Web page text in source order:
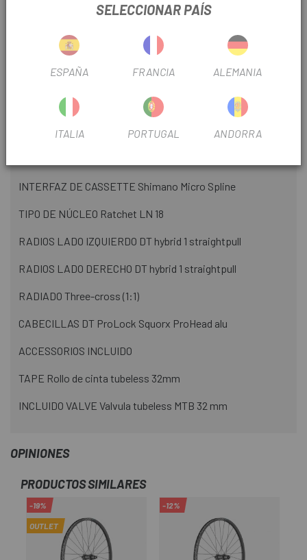
ANCHURA EXTERIOR 35 mm
TIPO DE BUJE 370 SISTEMA DE EJES 12 mm Thru axle
ANCHURA DE LA INSTALACIÓN 148 mm Boost
SISTEMA DE FRENO Disc IS (6-bolt)
INTERFAZ DE CASSETTE Shimano Micro Spline
TIPO DE NÚCLEO Ratchet LN 18
RADIOS LADO IZQUIERDO DT hybrid 1 straightpull
RADIOS LADO DERECHO DT hybrid 1 straightpull
RADIADO Three-cross (1:1)
CABECILLAS DT ProLock Squorx ProHead alu
ACCESSORIOS INCLUIDO
TAPE Rollo de cinta tubeless 32mm
INCLUIDO VALVE Valvula tubeless MTB 32 mm
OPINIONES
PRODUCTOS SIMILARES
-19%
OUTLET
-12%
SELECCIONAR PAÍS
ESPAÑA FRANCIA ALEMANIA
ITALIA PORTUGAL ANDORRA